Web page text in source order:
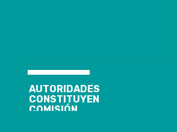
AUTORIDADES
CONSTITUYEN
COMISIÓN